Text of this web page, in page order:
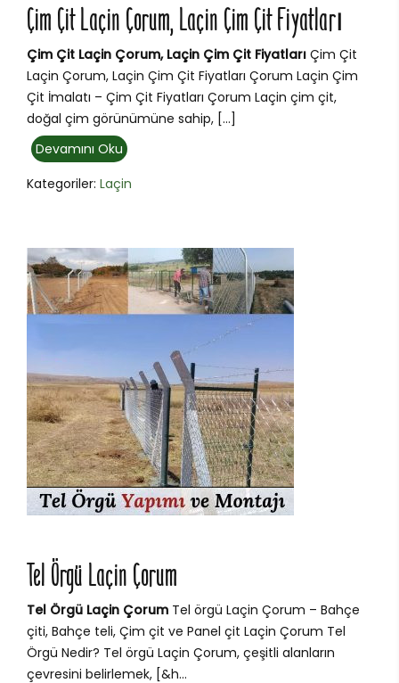
Çim Çit Laçin Çorum, Laçin Çim Çit Fiyatları
Çim Çit Laçin Çorum, Laçin Çim Çit Fiyatları Çim Çit
Laçin Çorum, Laçin Çim Çit Fiyatları Çorum Laçin Çim
Çit İmalatı – Çim Çit Fiyatları Çorum Laçin çim çit,
doğal çim görünümüne sahip, […]
Devamını Oku
Kategoriler: Laçin
Tel Örgü Laçin Çorum
Tel Örgü Laçin Çorum Tel örgü Laçin Çorum – Bahçe
çiti, Bahçe teli, Çim çit ve Panel çit Laçin Çorum Tel
Örgü Nedir? Tel örgü Laçin Çorum, çeşitli alanların
çevresini belirlemek, [&h...